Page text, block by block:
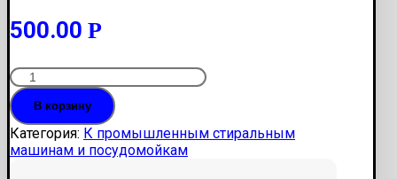
500.00 Р
Количество
Терморегулятор
ТК-24-
02-
1-
75
В корзину
Категория: К промышленным стиральным
машинам и посудомойкам